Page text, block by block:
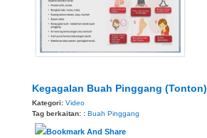
Kegagalan Buah Pinggang (Tonton)
Kategori: Video
Tag berkaitan: : Buah Pinggang